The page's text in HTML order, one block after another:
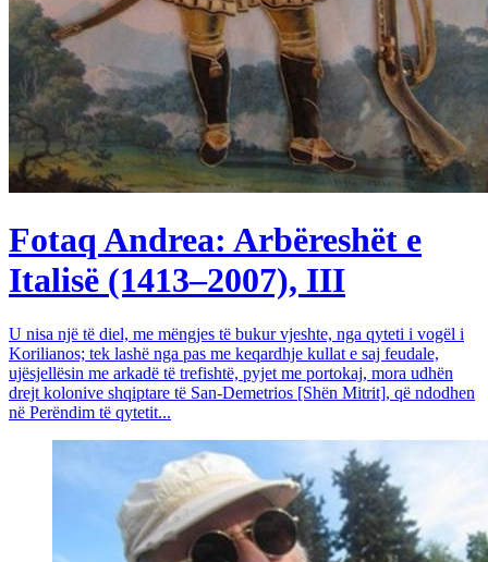
Fotaq Andrea: Arbëreshët e
Italisë (1413–2007), III
U nisa një të diel, me mëngjes të bukur vjeshte, nga qyteti i vogël i
Korilianos; tek lashë nga pas me keqardhje kullat e saj feudale,
ujësjellësin me arkadë të trefishtë, pyjet me portokaj, mora udhën
drejt kolonive shqiptare të San-Demetrios [Shën Mitrit], që ndodhen
në Perëndim të qytetit...